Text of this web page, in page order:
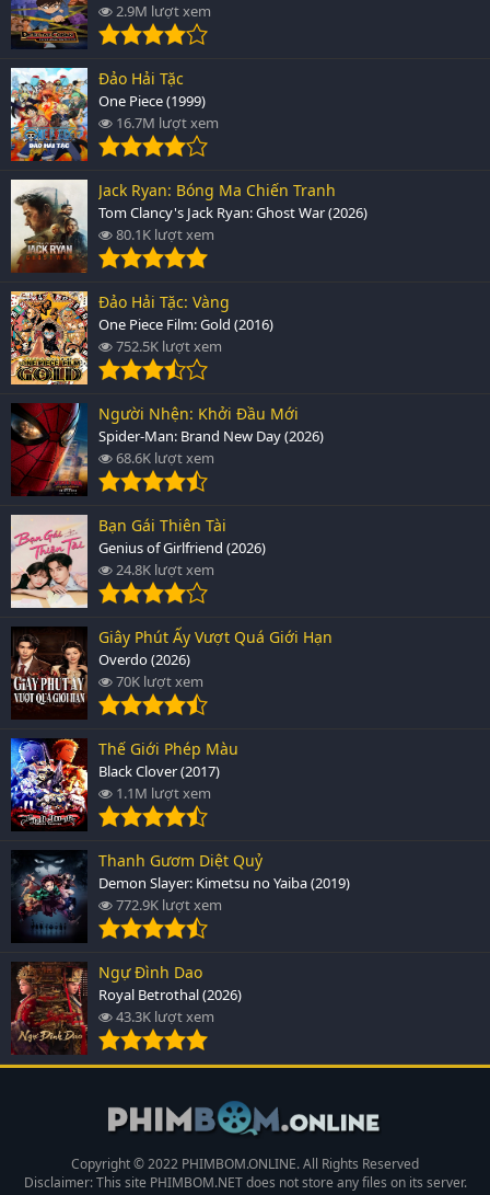
2.9M lượt xem
Đảo Hải Tặc
One Piece (1999)
16.7M lượt xem
Jack Ryan: Bóng Ma Chiến Tranh
Tom Clancy's Jack Ryan: Ghost War (2026)
80.1K lượt xem
Đảo Hải Tặc: Vàng
One Piece Film: Gold (2016)
752.5K lượt xem
Người Nhện: Khởi Đầu Mới
Spider-Man: Brand New Day (2026)
68.6K lượt xem
Bạn Gái Thiên Tài
Genius of Girlfriend (2026)
24.8K lượt xem
Giây Phút Ấy Vượt Quá Giới Hạn
Overdo (2026)
70K lượt xem
Thế Giới Phép Màu
Black Clover (2017)
1.1M lượt xem
Thanh Gươm Diệt Quỷ
Demon Slayer: Kimetsu no Yaiba (2019)
772.9K lượt xem
Ngự Đình Dao
Royal Betrothal (2026)
43.3K lượt xem
Copyright © 2022 PHIMBOM.ONLINE. All Rights Reserved
Disclaimer: This site PHIMBOM.NETdoes not store any files on its server.